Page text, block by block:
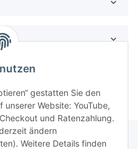
gestatten Sie den
Website: YouTube,
und Ratenzahlung.
ändern
Weitere Details finden